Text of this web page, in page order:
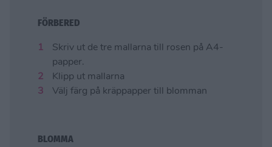
FÖRBERED
Skriv ut de tre mallarna till rosen på A4-
papper.
Klipp ut mallarna
Välj färg på kräppapper till blomman
BLOMMA